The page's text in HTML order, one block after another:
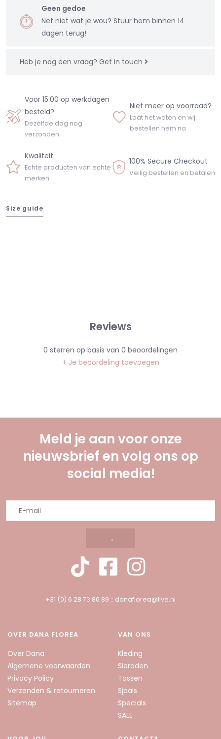
Geen gedoe
Net niet wat je wou? Stuur hem binnen 14
dagen terug!
Heb je nog een vraag? Get in touch
Voor 15:00 op werkdagen
besteld?
Dezelfde dag nog
verzonden
Niet meer op voorraad?
Laat het weten en wij
bestellen hem na
Kwaliteit
Echte producten van echte
merken
100% Secure Checkout
Veilig bestellen en betalen
Size guide
Reviews
0 sterren op basis van 0 beoordelingen
+ Je beoordeling toevoegen
Meld je aan voor onze
nieuwsbrief en volg ons op
social media!
→
+31 (0) 6 28 73 86 89 :: danaflorea@live.nl
OVER DANA FLOREA
Over Dana
Algemene voorwaarden
Privacy Policy
Verzenden & retourneren
Sitemap
VAN ONS
Kleding
Sieraden
Tassen
Sjaals
Specials
SALE